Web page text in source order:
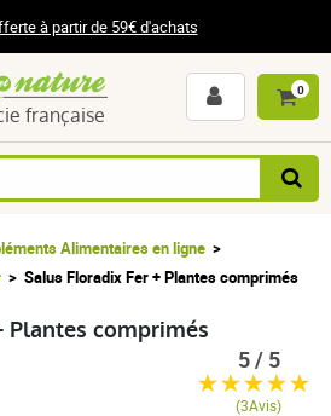
à partir de 59€ d'achats
française
0
Alimentaires en ligne
Salus Floradix Fer + Plantes comprimés
Plantes comprimés
5 / 5
(3Avis)